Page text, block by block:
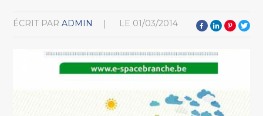
ÉCRIT PAR ADMIN LE 01/03/2014